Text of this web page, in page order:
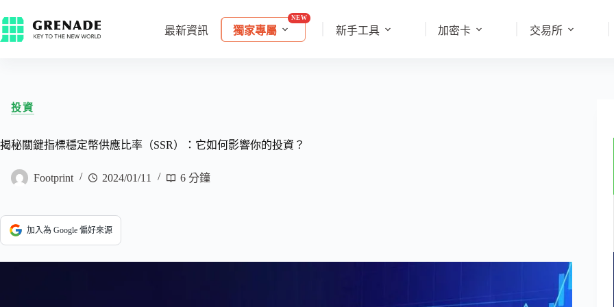
最新資訊 獨家專屬 新手工具 加密卡 交易所
投資
揭秘關鍵指標穩定幣供應比率（SSR）：它如何影響你的投資？
Footprint 2024/01/11 6 分鐘
加入為 Google 偏好來源